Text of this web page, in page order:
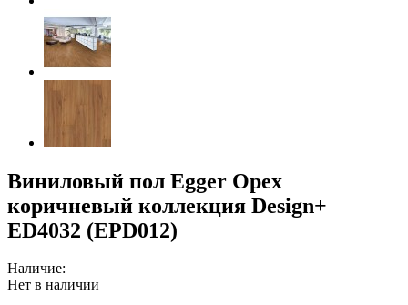
Виниловый пол Egger Орех
коричневый коллекция Design+
ED4032 (EPD012)
Наличие:
Нет в наличии